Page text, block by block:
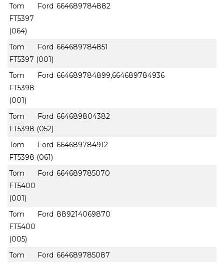
Tom Ford
FT5397
(064)
664689784882
Tom Ford
FT5397 (001)
664689784851
Tom Ford
FT5398
(001)
664689784899,664689784936
Tom Ford
FT5398 (052)
664689804382
Tom Ford
FT5398 (061)
664689784912
Tom Ford
FT5400
(001)
664689785070
Tom Ford
FT5400
(005)
889214069870
Tom Ford 664689785087